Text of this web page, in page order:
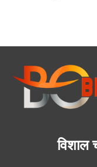
विशाल